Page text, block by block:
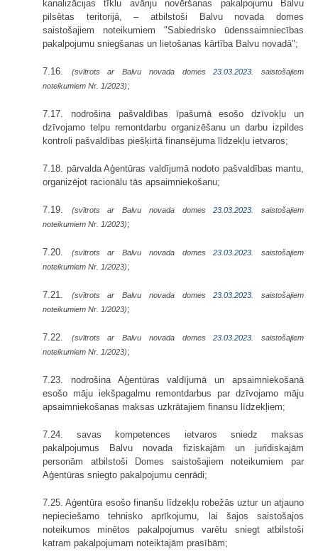
kanalizācijas tīklu avāriju novēršanas pakalpojumu Balvu
pilsētas teritorijā, – atbilstoši Balvu novada domes
saistošajiem noteikumiem "Sabiedrisko ūdenssaimniecības
pakalpojumu sniegšanas un lietošanas kārtība Balvu novadā";
7.16. (svītrots ar Balvu novada domes23.03.2023.
saistošajiem
noteikumiem Nr. 1/2023);
7.17. nodrošina pašvaldības īpašumā esošo dzīvokļu un
dzīvojamo telpu remontdarbu organizēšanu un darbu izpildes
kontroli pašvaldības piešķirtā finansējuma līdzekļu ietvaros;
7.18. pārvalda Aģentūras valdījumā nodoto pašvaldības mantu,
organizējot racionālu tās apsaimniekošanu;
7.19. (svītrots ar Balvu novada domes23.03.2023.
saistošajiem
noteikumiem Nr. 1/2023);
7.20. (svītrots ar Balvu novada domes23.03.2023.
saistošajiem
noteikumiem Nr. 1/2023);
7.21. (svītrots ar Balvu novada domes23.03.2023.
saistošajiem
noteikumiem Nr. 1/2023);
7.22. (svītrots ar Balvu novada domes23.03.2023.
saistošajiem
noteikumiem Nr. 1/2023);
7.23. nodrošina Aģentūras valdījumā un apsaimniekošanā
esošo māju iekšpagalmu remontdarbus par dzīvojamo māju
apsaimniekošanas maksas uzkrātajiem finansu līdzekļiem;
7.24. savas kompetences ietvaros sniedz maksas
pakalpojumus Balvu novada fiziskajām un juridiskajām
personām atbilstoši Domes saistošajiem noteikumiem par
Aģentūras sniegto pakalpojumu cenrādi;
7.25. Aģentūra esošo finanšu līdzekļu robežās uztur un atjauno
nepieciešamo tehnisko aprīkojumu, lai šajos saistošajos
noteikumos minētos pakalpojumus varētu sniegt atbilstoši
katram pakalpojumam noteiktajām prasībām;